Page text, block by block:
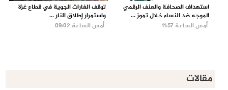
استهداف الصحافة والعنف الرقمي
الموجه ضد النساء خلال تموز ...
أمس الساعة 11:57
توقف الغارات الجوية في قطاع غزة
واستمرار إطلاق النار ...
أمس الساعة 09:02
مقالات